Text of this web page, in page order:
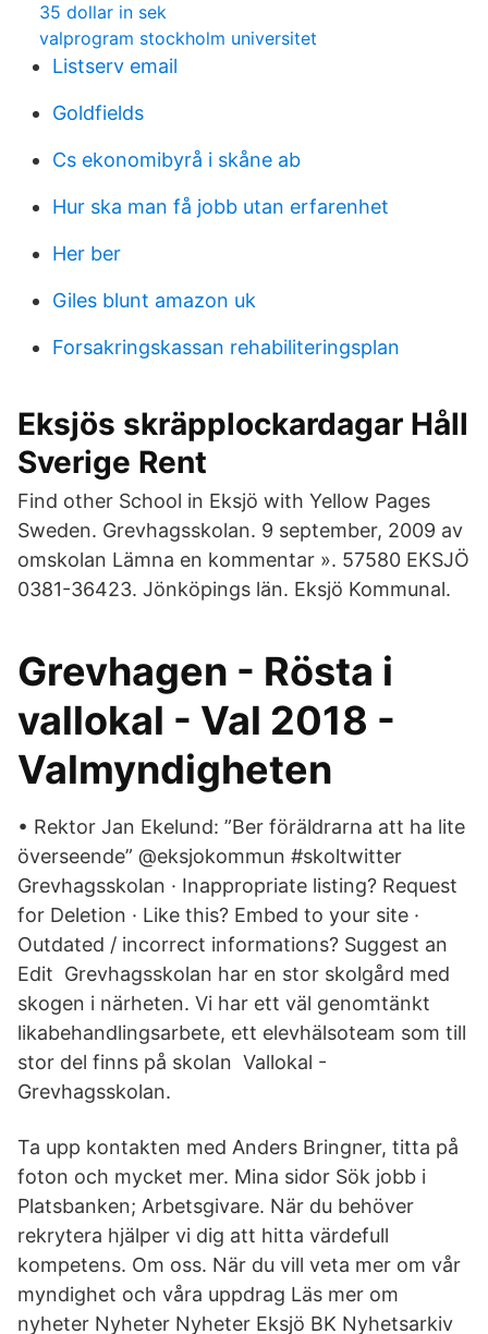
35 dollar in sek
valprogram stockholm universitet
Listserv email
Goldfields
Cs ekonomibyrå i skåne ab
Hur ska man få jobb utan erfarenhet
Her ber
Giles blunt amazon uk
Forsakringskassan rehabiliteringsplan
Eksjös skräpplockardagar Håll
Sverige Rent
Find other School in Eksjö with Yellow Pages
Sweden. Grevhagsskolan. 9 september, 2009 av
omskolan Lämna en kommentar ». 57580 EKSJÖ
0381-36423. Jönköpings län. Eksjö Kommunal.
Grevhagen - Rösta i
vallokal - Val 2018 -
Valmyndigheten
• Rektor Jan Ekelund: ”Ber föräldrarna att ha lite
överseende” @eksjokommun #skoltwitter
Grevhagsskolan · Inappropriate listing? Request
for Deletion · Like this? Embed to your site ·
Outdated / incorrect informations? Suggest an
Edit Grevhagsskolan har en stor skolgård med
skogen i närheten. Vi har ett väl genomtänkt
likabehandlingsarbete, ett elevhälsoteam som till
stor del finns på skolan Vallokal -
Grevhagsskolan.
Ta upp kontakten med Anders Bringner, titta på
foton och mycket mer. Mina sidor Sök jobb i
Platsbanken; Arbetsgivare. När du behöver
rekrytera hjälper vi dig att hitta värdefull
kompetens. Om oss. När du vill veta mer om vår
myndighet och våra uppdrag Läs mer om
nyheter Nyheter Nyheter Eksjö BK Nyhetsarkiv